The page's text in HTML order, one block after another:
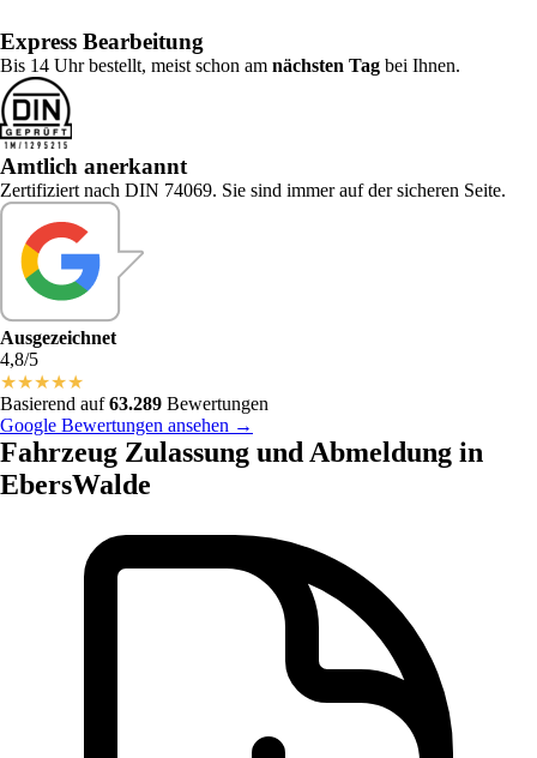
Express Bearbeitung
Bis 14 Uhr bestellt, meist schon am nächsten Tag bei Ihnen.
Amtlich anerkannt
Zertifiziert nach DIN 74069. Sie sind immer auf der sicheren Seite.
Ausgezeichnet
4,8/5
★★★★★
Basierend auf63.289 Bewertungen
Google Bewertungen ansehen →
Fahrzeug Zulassung und Abmeldung in
EbersWalde